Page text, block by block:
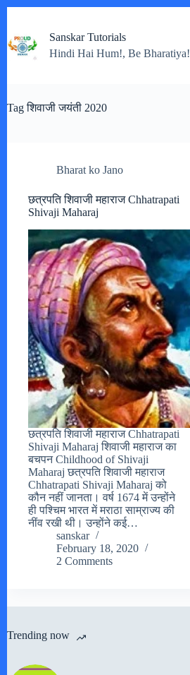
content
Sanskar Tutorials
Hindi Hai Hum!, Be Bharatiya!
Tagशिवाजी जयंती 2020
Bharat ko Jano
छत्रपति शिवाजी महाराज Chhatrapati
Shivaji Maharaj
छत्रपति शिवाजी महाराज Chhatrapati
Shivaji Maharaj शिवाजी महाराज का
बचपन Childhood of Shivaji
Maharaj छत्रपति शिवाजी महाराज
Chhatrapati Shivaji Maharaj को
कौन नहीं जानता। वर्ष 1674 में उन्होंने
ही पश्चिम भारत में मराठा साम्राज्य की
नींव रखी थी। उन्होंने कई…
sanskar
February 18, 2020
2 Comments
Trending now